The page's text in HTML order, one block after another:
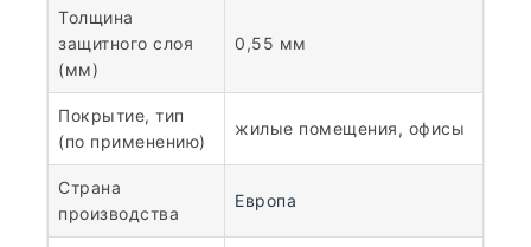
Толщина
защитного слоя
(мм)
0,55 мм
Покрытие, тип
(по применению)
жилые помещения, офисы
Страна
производства
Европа